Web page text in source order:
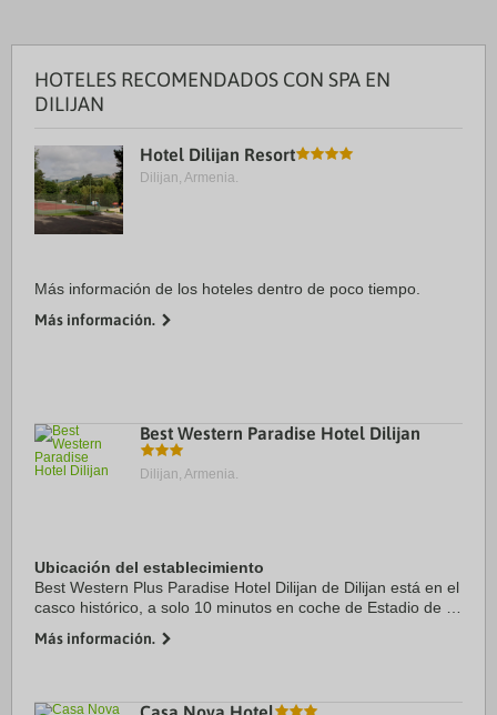
HOTELES RECOMENDADOS CON SPA EN
DILIJAN
Hotel Dilijan Resort
Dilijan, Armenia.
Más información de los hoteles dentro de poco tiempo.
Más información.
Best Western Paradise Hotel Dilijan
Dilijan, Armenia.
Ubicación del establecimiento
Best Western Plus Paradise Hotel Dilijan de Dilijan está en el
casco histórico, a solo 10 minutos en coche de Estadio de la
para familias se ...
Más información.